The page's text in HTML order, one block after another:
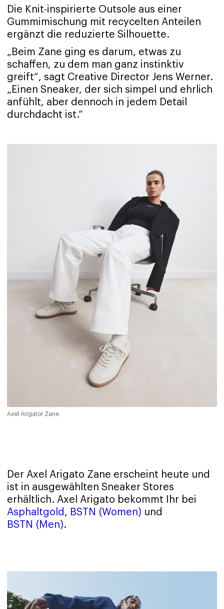
Die Knit-inspirierte Outsole aus einer
Gummimischung mit recycelten Anteilen
ergänzt die reduzierte Silhouette.
„Beim Zane ging es darum, etwas zu
schaffen, zu dem man ganz instinktiv
greift“, sagt Creative Director Jens Werner.
„Einen Sneaker, der sich simpel und ehrlich
anfühlt, aber dennoch in jedem Detail
durchdacht ist.“
Axel Arigator Zane
Der Axel Arigato Zane erscheint heute und
ist in ausgewählten Sneaker Stores
erhältlich. Axel Arigato bekommt Ihr bei
Asphaltgold , BSTN (Women) und
BSTN (Men).